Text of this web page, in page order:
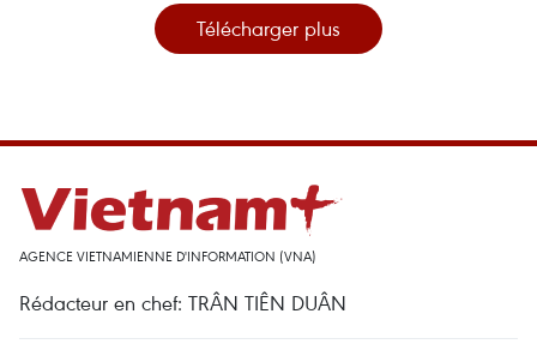
Télécharger plus
AGENCE VIETNAMIENNE D'INFORMATION (VNA)
Rédacteur en chef: TRÂN TIÊN DUÂN